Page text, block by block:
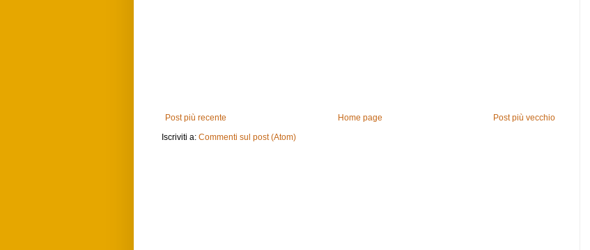
Post più recente Post più vecchio
Home page
Iscriviti a: Commenti sul post (Atom)